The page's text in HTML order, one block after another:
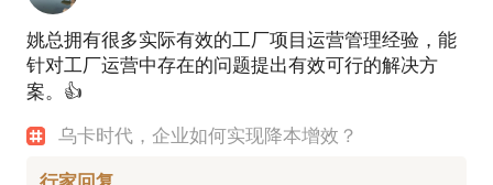
姚总拥有很多实际有效的工厂项目运营管理经验，能
针对工厂运营中存在的问题提出有效可行的解决方
案。👍
乌卡时代，企业如何实现降本增效？